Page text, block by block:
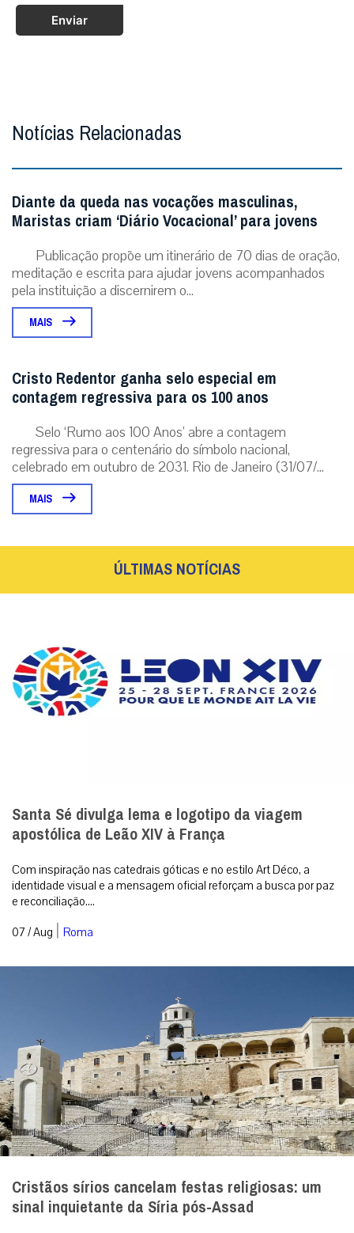
Enviar
Notícias Relacionadas
Diante da queda nas vocações masculinas,
Maristas criam ‘Diário Vocacional’ para jovens
Publicação propõe um itinerário de 70 dias de oração,
meditação e escrita para ajudar jovens acompanhados
pela instituição a discernirem o...
MAIS
Cristo Redentor ganha selo especial em
contagem regressiva para os 100 anos
Selo ‘Rumo aos 100 Anos’ abre a contagem
regressiva para o centenário do símbolo nacional,
celebrado em outubro de 2031. Rio de Janeiro (31/07/...
MAIS
ÚLTIMAS NOTÍCIAS
Santa Sé divulga lema e logotipo da viagem
apostólica de Leão XIV à França
Com inspiração nas catedrais góticas e no estilo Art Déco, a
identidade visual e a mensagem oficial reforçam a busca por paz
e reconciliação....
07 / Aug | Roma
Cristãos sírios cancelam festas religiosas: um
sinal inquietante da Síria pós-Assad